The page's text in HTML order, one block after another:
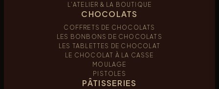
L’ATELIER & LA BOUTIQUE
CHOCOLATS
COFFRETS DE CHOCOLATS
LES BONBONS DE CHOCOLATS
LES TABLETTES DE CHOCOLAT
LE CHOCOLAT À LA CASSE
MOULAGE
PISTOLES
PÂTISSERIES